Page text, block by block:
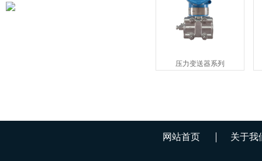
压力变送器系列
网站首页 关于我